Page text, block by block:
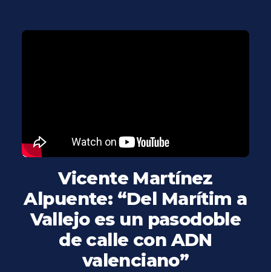
Vicente Martínez
Alpuente: “Del Marítim a
Vallejo es un pasodoble
de calle con ADN
valenciano”